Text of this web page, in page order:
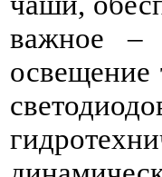
важное –
освещение